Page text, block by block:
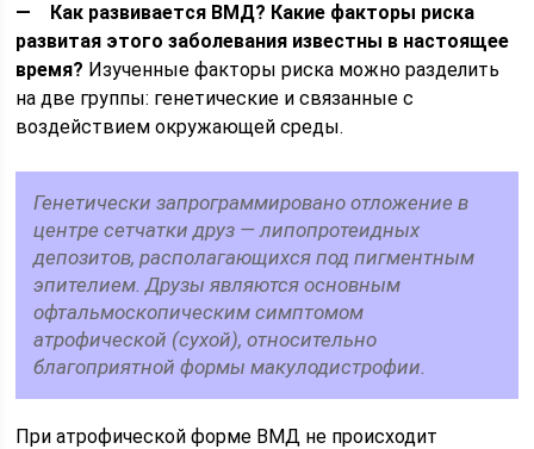
— Как развивается ВМД? Какие факторы риска
развитая этого заболевания известны в настоящее
время? Изученные факторы риска можно разделить
на две группы: генетические и связанные с
воздействием окружающей среды.
Генетически запрограммировано отложение в
центре сетчатки друз — липопротеидных
депозитов, располагающихся под пигментным
эпителием. Друзы являются основным
офтальмоскопическим симптомом
атрофической (сухой), относительно
благоприятной формы макулодистрофии.
При атрофической форме ВМД не происходит